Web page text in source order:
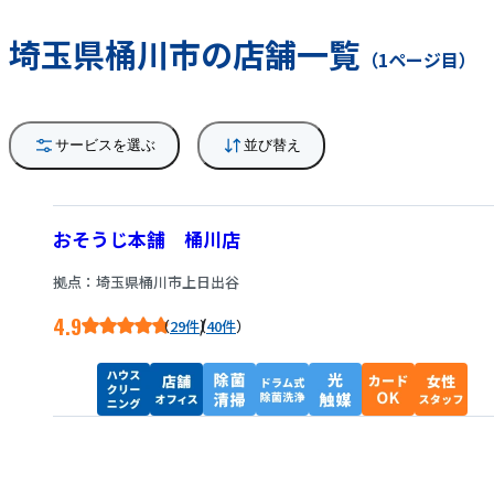
埼玉県桶川市の店舗一覧 （1ページ目）
サービスを選ぶ 並び替え
おそうじ本舗 桶川店
拠点：埼玉県桶川市上日出谷
4.9 29件/40件